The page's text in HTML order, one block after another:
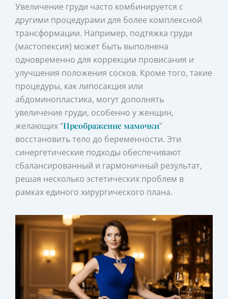
Увеличение груди часто комбинируется с
другими процедурами для более комплексной
трансформации. Например, подтяжка груди
(мастопексия) может быть выполнена
одновременно для коррекции провисания и
улучшения положения сосков. Кроме того, такие
процедуры, как липосакция или
абдоминопластика, могут дополнять
увеличение груди, особенно у женщин,
желающих “Преображение мамочки”
восстановить тело до беременности. Эти
синергетические подходы обеспечивают
сбалансированный и гармоничный результат,
решая несколько эстетических проблем в
рамках единого хирургического плана.